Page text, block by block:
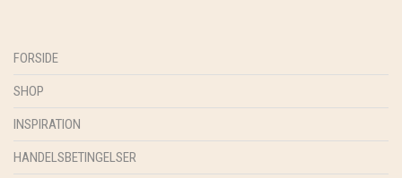
FORSIDE
SHOP
INSPIRATION
HANDELSBETINGELSER